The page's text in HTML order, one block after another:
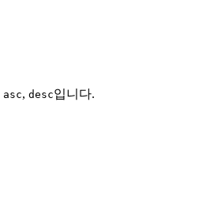
asc, desc입니다.